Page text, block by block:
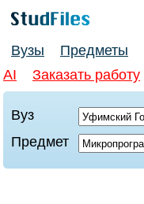
Вузы Предметы
AI
Заказать работу
Вуз
Предмет